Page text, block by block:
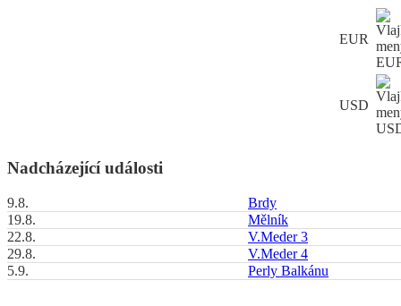
EUR
USD
Nadcházející události
9.8.
Brdy
19.8.
Mělník
22.8.
V.Meder 3
29.8.
V.Meder 4
5.9.
Perly Balkánu